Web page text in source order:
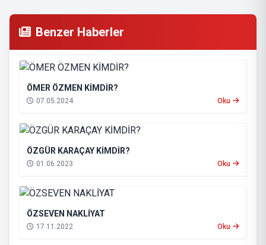
Benzer Haberler
ÖMER ÖZMEN KİMDİR?
07.05.2024 Oku
ÖZGÜR KARAÇAY KİMDİR?
01.06.2023 Oku
ÖZSEVEN NAKLİYAT
17.11.2022 Oku